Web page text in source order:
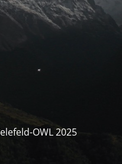
OWL 2025